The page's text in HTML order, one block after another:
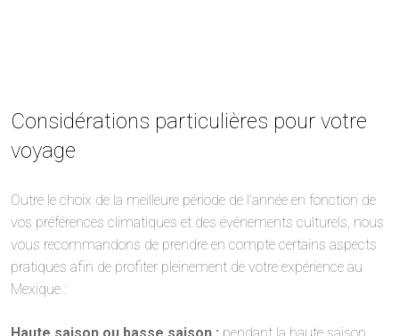
Considérations particulières pour votre
voyage
Outre le choix de la meilleure période de l’année en fonction de
vos préférences climatiques et des événements culturels, nous
vous recommandons de prendre en compte certains aspects
pratiques afin de profiter pleinement de votre expérience au
Mexique :